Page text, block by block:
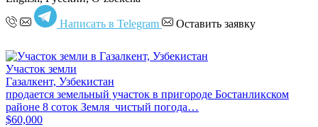
Написать в Telegram Оставить заявку
Участок земли
Газалкент, Узбекистан
продается земельный участок в пригороде Бостанликском
районе 8 соток Земля чистый погода…
$60,000